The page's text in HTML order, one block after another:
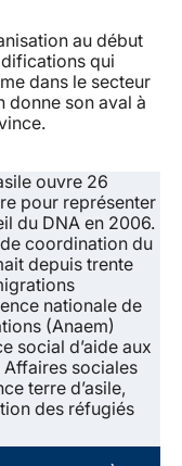
au début
qui
dans le secteur
donne son aval à
ouvre 26
pour représenter
du DNA en 2006.
coordination du
depuis trente
nationale de
(Anaem)
social d’aide aux
Affaires sociales
terre d’asile,
des réfugiés